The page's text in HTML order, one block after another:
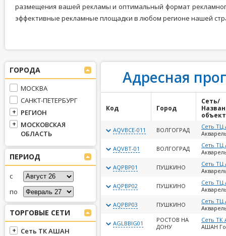
размещения вашей рекламы и оптимальный формат
эффективные рекламные площадки в любом регионе нашей
ГОРОДА
МОСКВА
САНКТ-ПЕТЕРБУРГ
РЕГИОН
МОСКОВСКАЯ
ОБЛАСТЬ
ПЕРИОД
с
по
ТОРГОВЫЕ СЕТИ
Сеть ТК АШАН
Адресная
Код Город
Сеть/
AQVBCE-011 ВОЛГОГРАД
Сеть ТЦ
AQVBT-01
ВОЛГОГРАД
Сеть ТЦ
AQPBP01
ПУШКИНО
Сеть ТЦ
AQPBP02
ПУШКИНО
Сеть ТЦ
AQPBP03
ПУШКИНО
Сеть ТЦ
AGLBBIG01
РОСТОВ НА
ДОНУ
Сеть
АШАН